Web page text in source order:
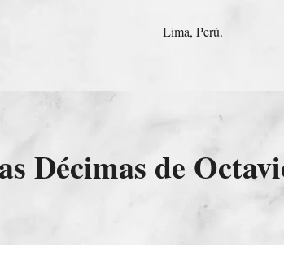
Lima, Perú.
Décimas de